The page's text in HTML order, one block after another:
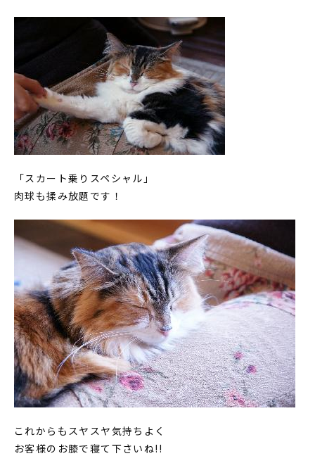
「スカート乗りスペシャル」
肉球も揉み放題です！
これからもスヤスヤ気持ちよく
お客様のお膝で寝て下さいね!!